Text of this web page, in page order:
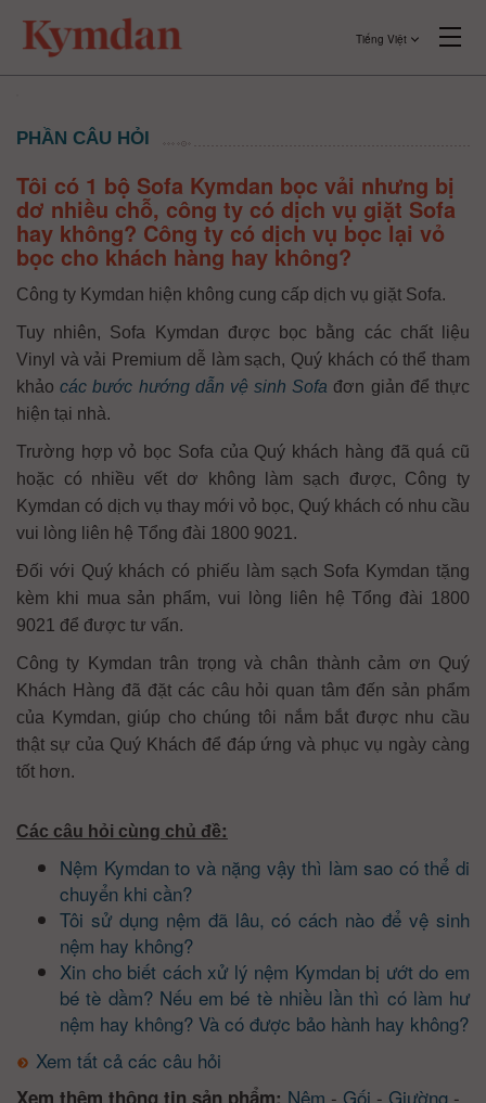
Tiếng Việt
PHẦN CÂU HỎI
Tôi có 1 bộ Sofa Kymdan bọc vải nhưng bị
dơ nhiều chỗ, công ty có dịch vụ giặt Sofa
hay không? Công ty có dịch vụ bọc lại vỏ
bọc cho khách hàng hay không?
Công ty Kymdan hiện không cung cấp dịch vụ giặt Sofa.
Tuy nhiên, Sofa Kymdan được bọc bằng các chất liệu
Vinyl và vải Premium dễ làm sạch, Quý khách có thể tham
khảocác bước hướng dẫn vệ sinh Sofa đơn giản để thực
hiện tại nhà.
Trường hợp vỏ bọc Sofa của Quý khách hàng đã quá cũ
hoặc có nhiều vết dơ không làm sạch được, Công ty
Kymdan có dịch vụ thay mới vỏ bọc, Quý khách có nhu cầu
vui lòng liên hệ Tổng đài 1800 9021.
Đối với Quý khách có phiếu làm sạch Sofa Kymdan tặng
kèm khi mua sản phẩm, vui lòng liên hệ Tổng đài 1800
9021 để được tư vấn.
Công ty Kymdan trân trọng và chân thành cảm ơn Quý
Khách Hàng đã đặt các câu hỏi quan tâm đến sản phẩm
của Kymdan, giúp cho chúng tôi nắm bắt được nhu cầu
thật sự của Quý Khách để đáp ứng và phục vụ ngày càng
tốt hơn.
Các câu hỏi cùng chủ đề:
Nệm Kymdan to và nặng vậy thì làm sao có thể di
chuyển khi cần?
Tôi sử dụng nệm đã lâu, có cách nào để vệ sinh
nệm hay không?
Xin cho biết cách xử lý nệm Kymdan bị ướt do em
bé tè dầm? Nếu em bé tè nhiều lần thì có làm hư
nệm hay không? Và có được bảo hành hay không?
Xem tất cả các câu hỏi
Xem thêm thông tin sản phẩm: Nệm - Gối - Giường -